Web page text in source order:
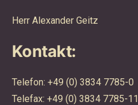
Herr Alexander Geitz
Kontakt:
Telefon: +49 (0) 3834 7785-0
Telefax: +49 (0) 3834 7785-11